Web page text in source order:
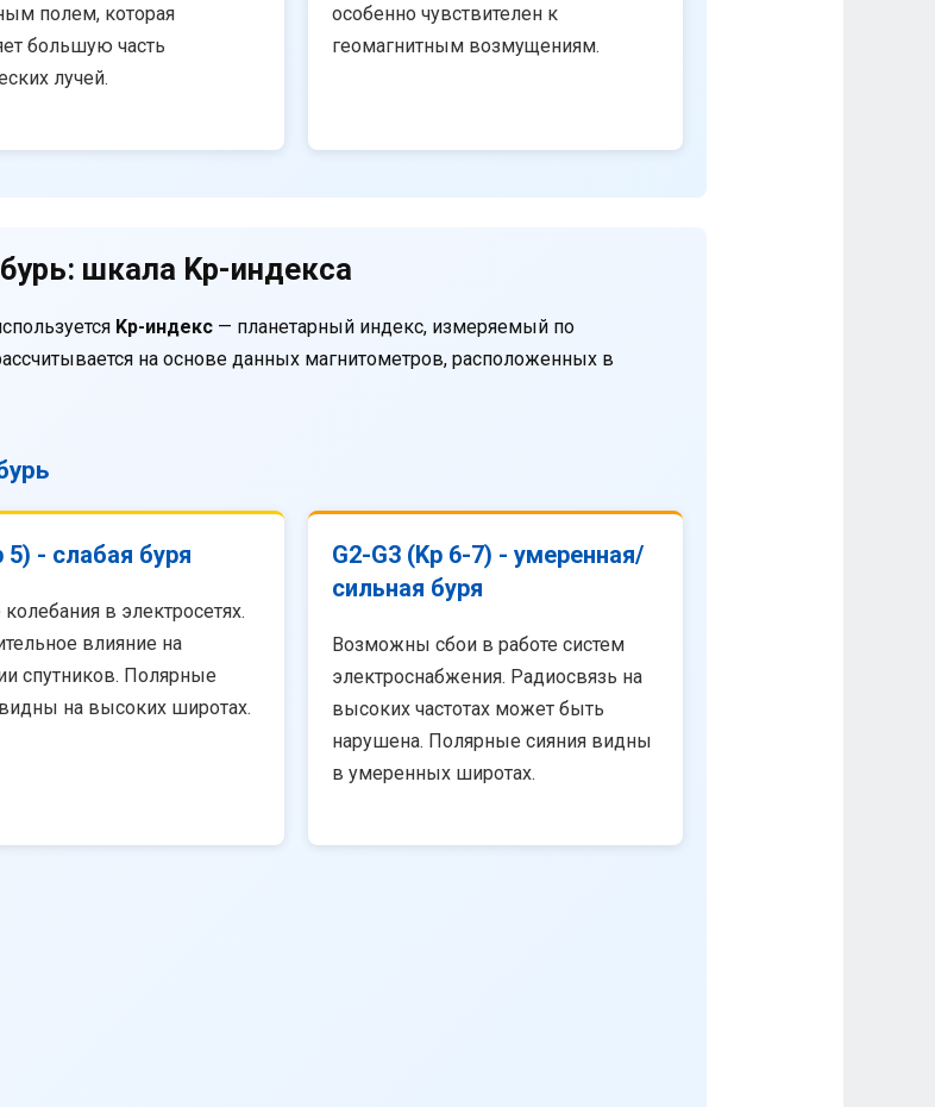
полем, которая
большую часть
лучей.
особенно чувствителен к
геомагнитным возмущениям.
шкала Kp-индекса
Kp-индекс — планетарный индекс, измеряемый по
на основе данных магнитометров, расположенных в
5) - слабая буря
в электросетях.
влияние на
спутников. Полярные
на высоких широтах.
G2-G3 (Kp 6-7) - умеренная/
сильная буря
Возможны сбои в работе систем
электроснабжения. Радиосвязь на
высоких частотах может быть
нарушена. Полярные сияния видны
в умеренных широтах.